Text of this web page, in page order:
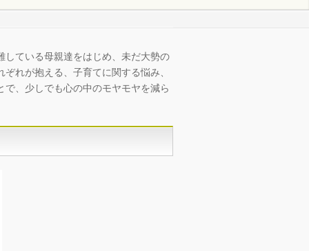
ている母親達をはじめ、未だ大勢の
れが抱える、子育てに関する悩み、
、少しでも心の中のモヤモヤを減ら